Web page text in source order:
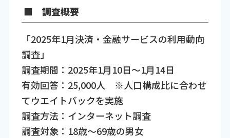
■ 調査概要
「2025年1月決済・金融サービスの利用動向
調査」
調査期間：2025年1月10日～1月14日
有効回答：25,000人 ※人口構成比に合わせ
てウエイトバックを実施
調査方法：インターネット調査
調査対象：18歳～69歳の男女